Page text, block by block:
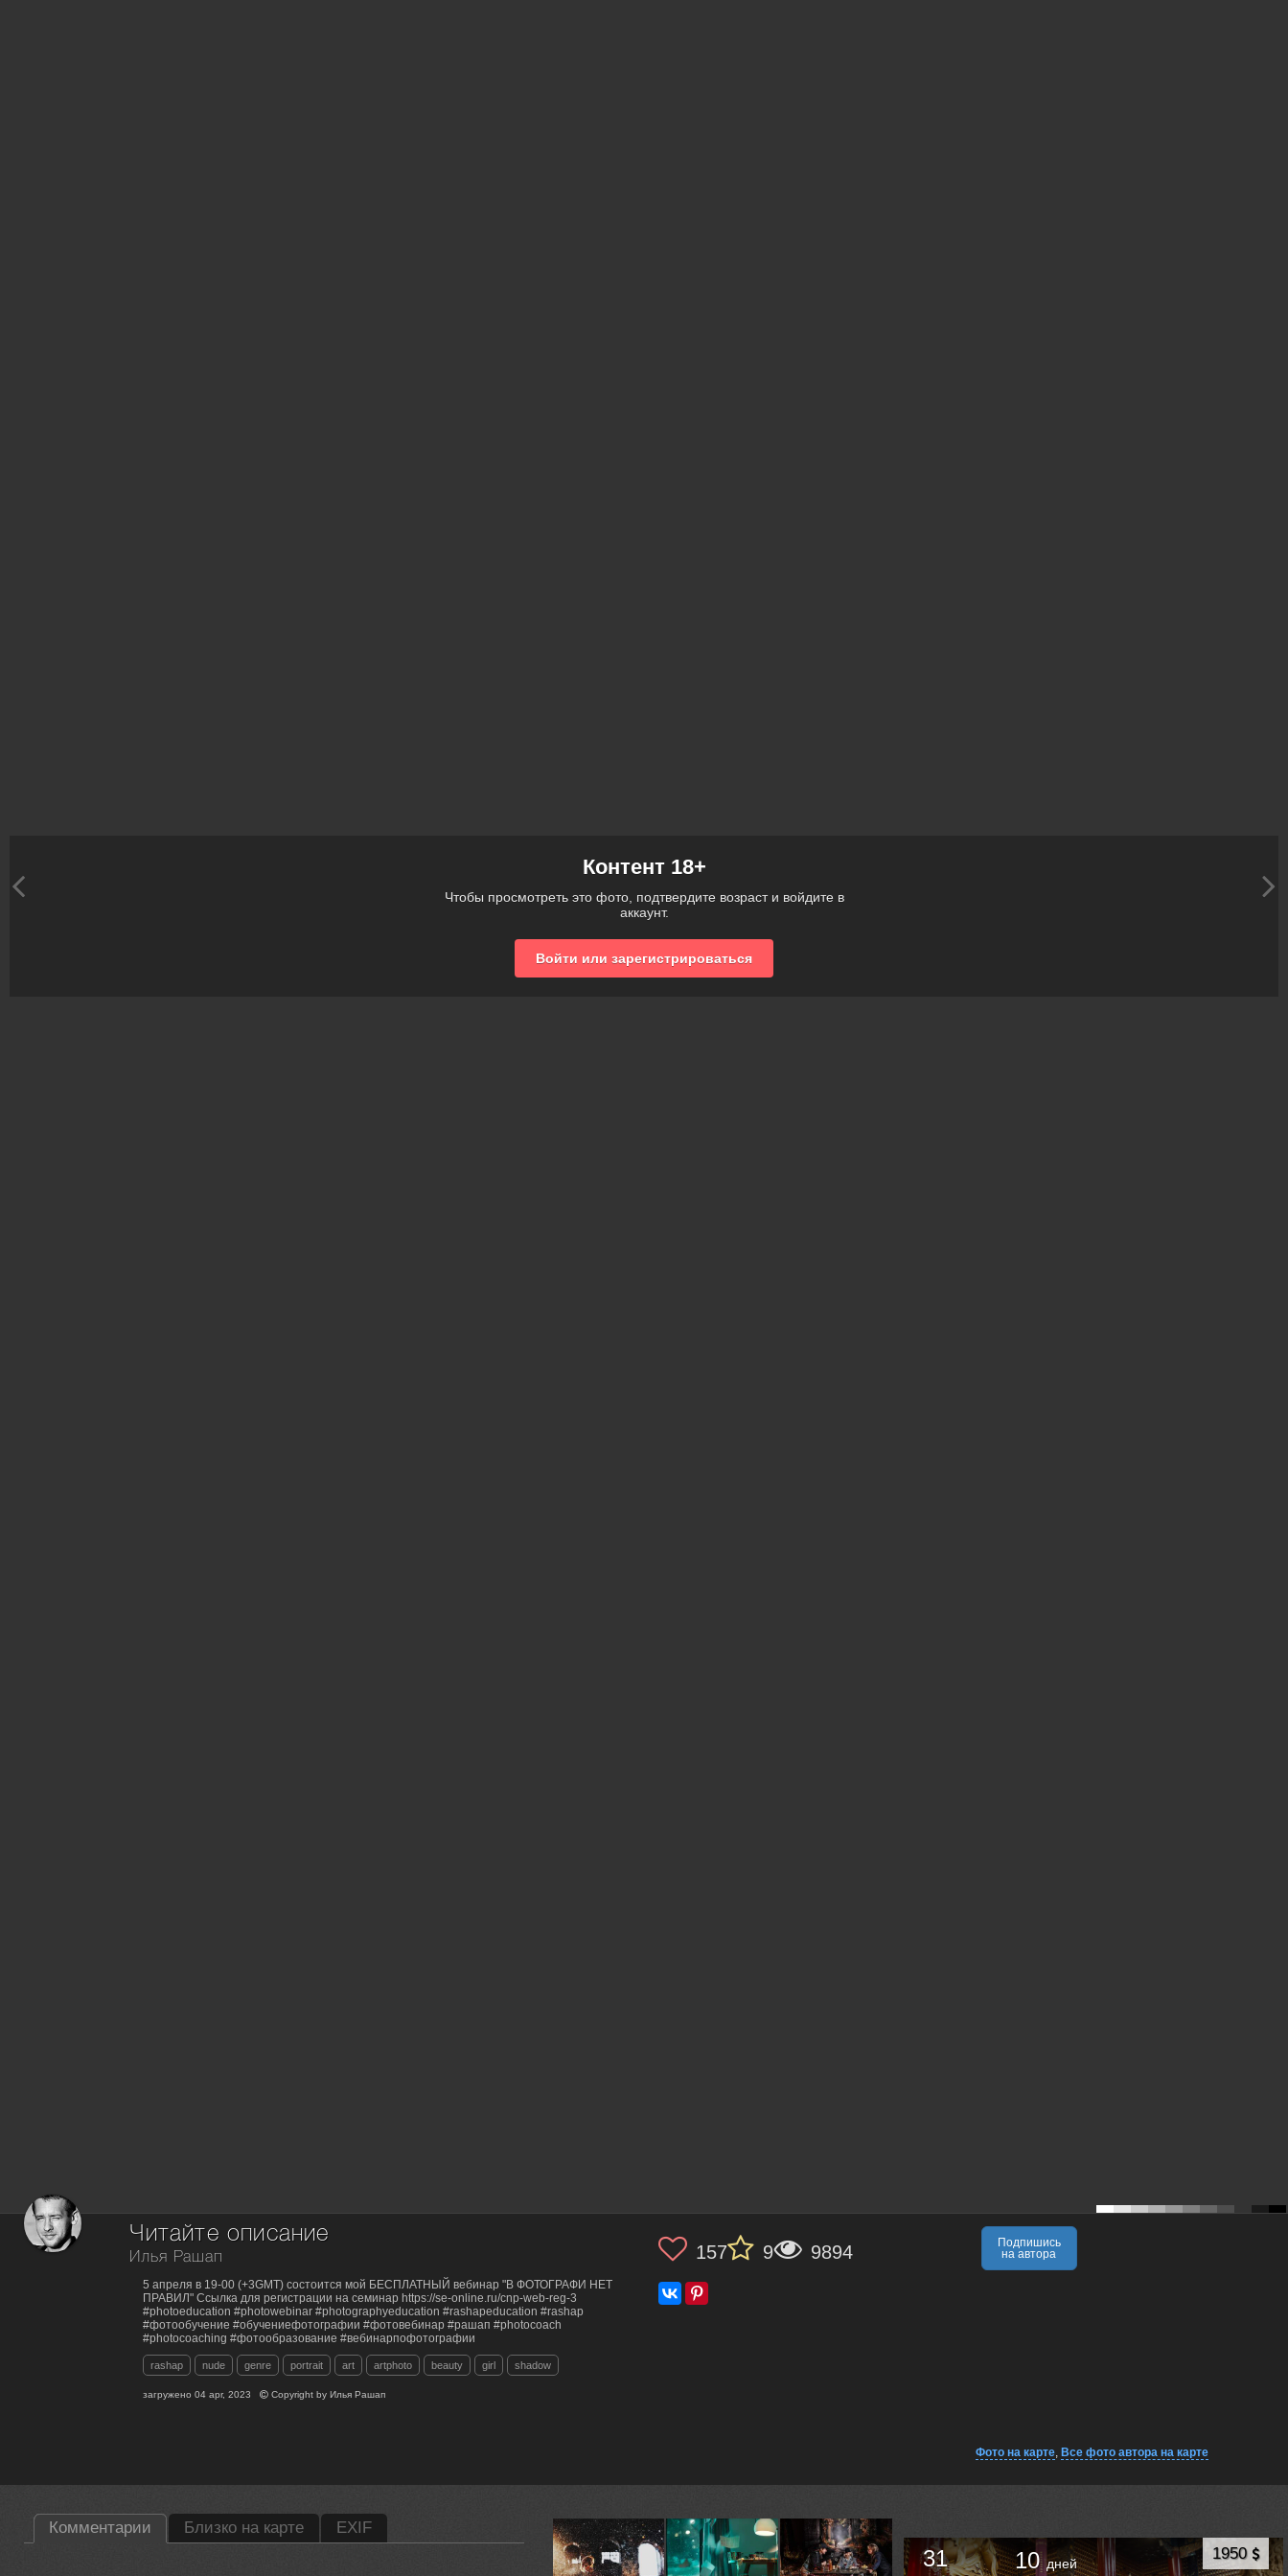
Контент 18+
Чтобы просмотреть это фото, подтвердите возраст и войдите в
аккаунт.
Войти или зарегистрироваться
Читайте описание
Илья Рашап
5 апреля в 19-00 (+3GMT) состоится мой БЕСПЛАТНЫЙ вебинар "В ФОТОГРАФИ НЕТ
ПРАВИЛ" Ссылка для регистрации на семинар https://se-online.ru/cnp-web-reg-3
#photoeducation #photowebinar #photographyeducation #rashapeducation #rashap
#фотообучение #обучениефотографии #фотовебинар #рашап #photocoach
#photocoaching #фотообразование #вебинарпофотографии
rashap nude genre portrait art artphoto beauty girl shadow
загружено04 apr, 2023 Copyright byИлья Рашап
157 9 9894
Подпишись
на автора
Фото на карте, Все фото автора на карте
Комментарии Близко на карте EXIF
1950
31 10дней